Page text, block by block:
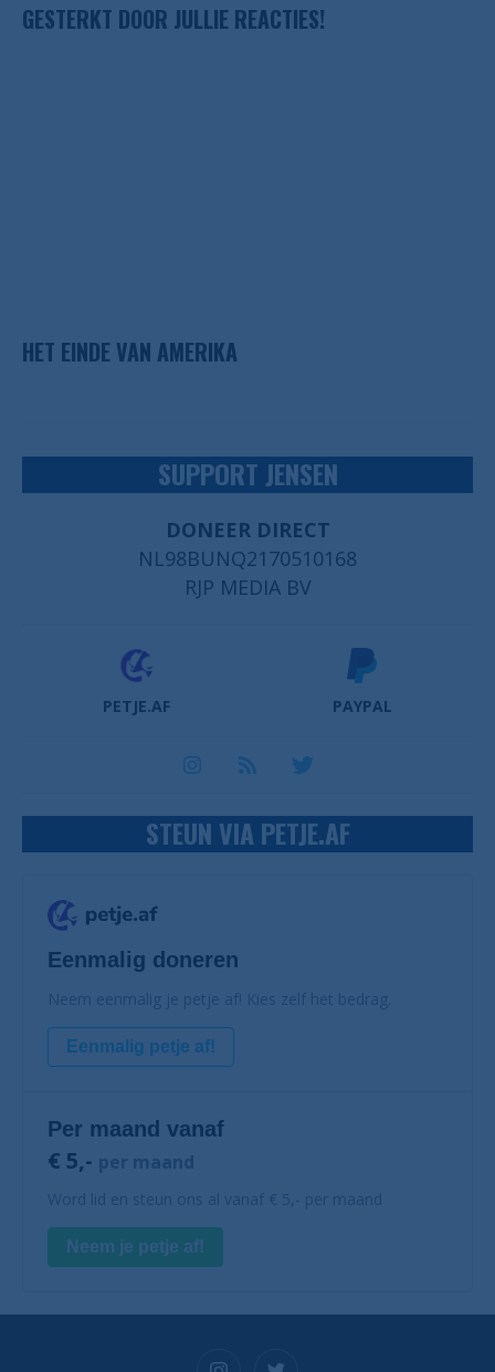
GESTERKT DOOR JULLIE REACTIES!
HET EINDE VAN AMERIKA
SUPPORT JENSEN
DONEER DIRECT
NL98BUNQ2170510168
RJP MEDIA BV
PETJE.AF PAYPAL
STEUN VIA PETJE.AF
Eenmalig doneren
Neem eenmalig je petje af! Kies zelf het bedrag.
Eenmalig petje af!
Per maand vanaf
€ 5,- per maand
Word lid en steun ons al vanaf € 5,- per maand
Neem je petje af!